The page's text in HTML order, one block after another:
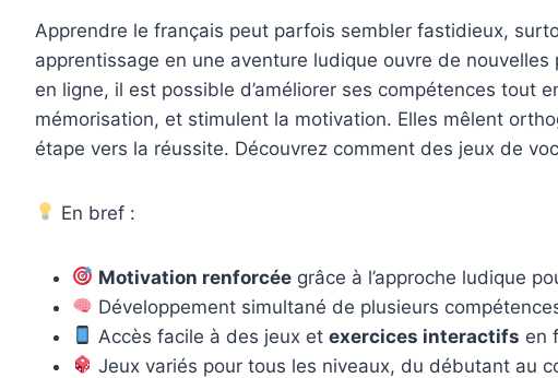
Apprendre le français peut parfois sembler fastidieux,
apprentissage en une aventure ludique ouvre de
en ligne, il est possible d’améliorer ses compétences tout
mémorisation, et stimulent la motivation. Elles mêlent
étape vers la réussite. Découvrez comment des jeux de
En bref :
Motivation renforcée grâce à l’approche ludique
Développement simultané de plusieurs
Accès facile à des jeux etexercices interactifs en
Jeux variés pour tous les niveaux, du débutant au